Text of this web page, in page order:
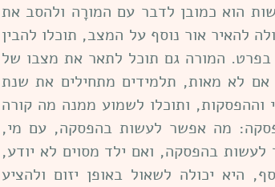
הוא כמובן לדבר עם המורָה ולהסב את
להאיר אור נוסף על המצב, תוכלו להבין
בפרט. המורה גם תוכל לתאר את מצבו של
לא מאות, תלמידים מתחילים את שנת
ותוכלו לשמוע ממנה מה קורה
מה אפשר לעשות בהפסקה, עם מי,
בהפסקה, ואם ילד מסוים לא יודע,
היא יכולה לשאול באופן יזום ולהציע